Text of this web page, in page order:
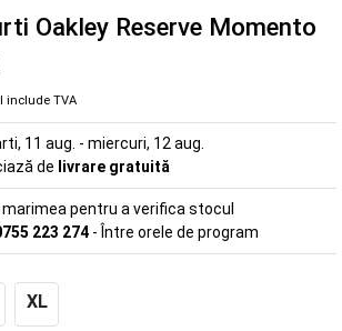
Oakley Reserve Momento
include TVA
11 aug. - miercuri, 12 aug.
de livrare gratuită
marimea pentru a verifica stocul
223 274 - Între orele de program
XL